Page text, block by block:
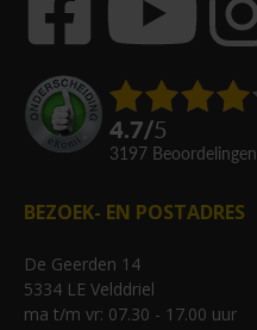
4.7/5
3197 beoordelingen
BEZOEK- EN POSTADRES
De Geerden 14
5334 LE Velddriel
ma t/m vr: 07.30 - 17.00 uur